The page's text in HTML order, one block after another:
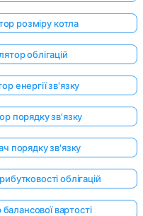
розміру котла
облігацій
енергії зв'язку
порядку зв'язку
порядку зв'язку
облігацій
вартості